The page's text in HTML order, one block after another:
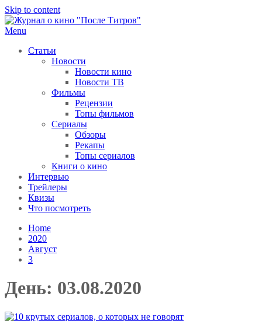
Skip to content
Menu
Статьи
Новости
Новости кино
Новости ТВ
Фильмы
Рецензии
Топы фильмов
Сериалы
Обзоры
Рекапы
Топы сериалов
Книги о кино
Интервью
Трейлеры
Квизы
Что посмотреть
Home
2020
Август
3
День: 03.08.2020